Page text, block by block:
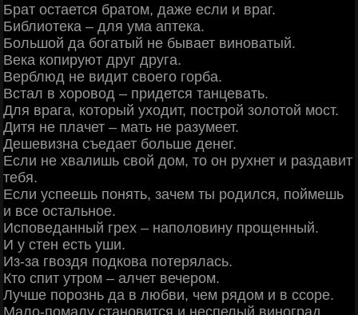
Брат остается братом, даже если и враг.
Библиотека – для ума аптека.
Большой да богатый не бывает виноватый.
Века копируют друг друга.
Верблюд не видит своего горба.
Встал в хоровод – придется танцевать.
Для врага, который уходит, построй золотой мост.
Дитя не плачет – мать не разумеет.
Дешевизна съедает больше денег.
Если не хвалишь свой дом, то он рухнет и раздавит
тебя.
Если успеешь понять, зачем ты родился, поймешь
и все остальное.
Исповеданный грех – наполовину прощенный.
И у стен есть уши.
Из-за гвоздя подкова потерялась.
Кто спит утром – алчет вечером.
Лучше порознь да в любви, чем рядом и в ссоре.
Мало-помалу становится и неспелый виноград